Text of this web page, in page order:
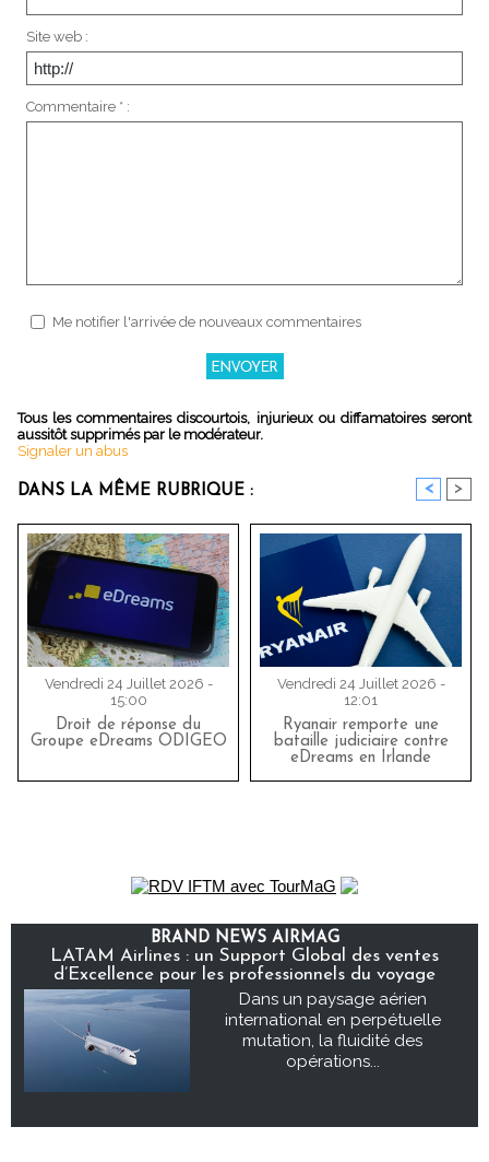
Site web :
Commentaire * :
Me notifier l'arrivée de nouveaux commentaires
Tous les commentaires discourtois, injurieux ou diffamatoires seront
aussitôt supprimés par le modérateur.
Signaler un abus
DANS LA MÊME RUBRIQUE : < >
Vendredi 24 Juillet 2026 -
15:00
Droit de réponse du
Groupe eDreams ODIGEO
Vendredi 24 Juillet 2026 -
12:01
Ryanair remporte une
bataille judiciaire contre
eDreams en Irlande
BRAND NEWS AIRMAG
LATAM Airlines : un Support Global des ventes
d’Excellence pour les professionnels du voyage
Dans un paysage aérien
international en perpétuelle
mutation, la fluidité des
opérations...